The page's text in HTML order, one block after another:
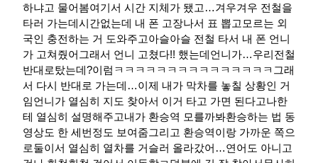
하냐고 물어봄여기서 시간 지체가 됐고…겨우겨우 전철을
타러 가는데시간없는데 내 폰 고장나서 표 뽑고모르는 외
국인 충전하는 거 도와주고아슬아슬 전철 타서 내 폰 언니
가 고쳐줬어그래서 언니 고쳤다!! 했는데​언니가…우리전철
반대로탔는데?이럼ㅋㅋㅋㅋㅋㅋㅋㅋㅋㅋㅋㅋㅋㅋㅋ그래
서 다시 반대로 가는데…이제 내가 막차를 놓칠 상황인 거
임언니가 열심히 지도 찾아서 이거 타고 가면 된다고나한
테 열심히 설명해주고내가 환승역 모를까봐환승하는 법 동
영상도 한 세번정도 보여줌그리고 환승역이랑 가까운 쪽으
로둘이서 열심히 열차를 거슬러 올라갔어…연어도 아니고